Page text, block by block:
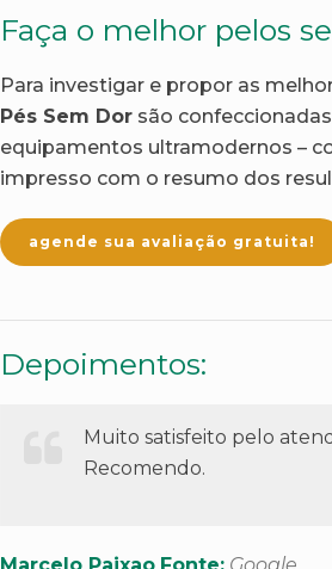
Faça o melhor pelos
Para investigar e propor as
Pés Sem Dor são
equipamentos ultramodernos –
impresso com o resumo dos
agende sua avaliação gratuita!
Depoimentos:
Muito satisfeito pelo
Recomendo.